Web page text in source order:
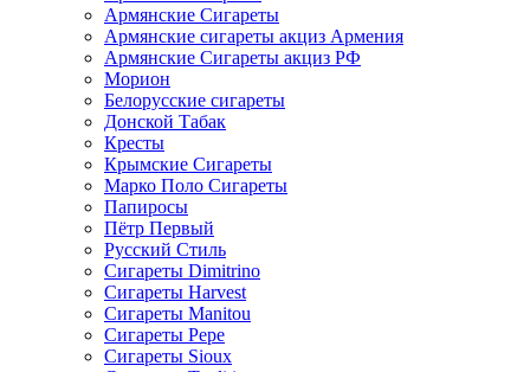
Армянские Сигареты
Армянские сигареты акциз Армения
Армянские Сигареты акциз РФ
Морион
Белорусские сигареты
Донской Табак
Кресты
Крымские Сигареты
Марко Поло Сигареты
Папиросы
Пётр Первый
Русский Стиль
Сигареты Dimitrino
Сигареты Harvest
Сигареты Manitou
Сигареты Pepe
Сигареты Sioux